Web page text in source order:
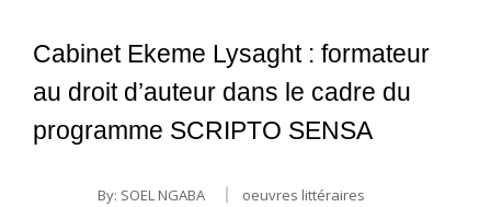
Cabinet Ekeme Lysaght : formateur
au droit d’auteur dans le cadre du
programme SCRIPTO SENSA
By: SOEL NGABA
oeuvres littéraires